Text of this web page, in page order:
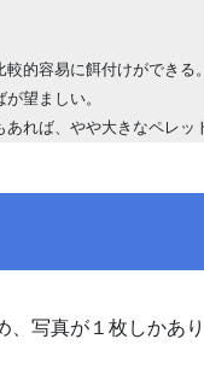
的容易に餌付けができ
望ましい。
れば、やや大きなペレッ
写真が１枚しかあり